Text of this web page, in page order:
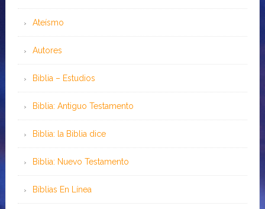
Ateísmo
Autores
Biblia – Estudios
Biblia: Antiguo Testamento
Biblia: la Biblia dice
Biblia: Nuevo Testamento
Bíblias En Línea